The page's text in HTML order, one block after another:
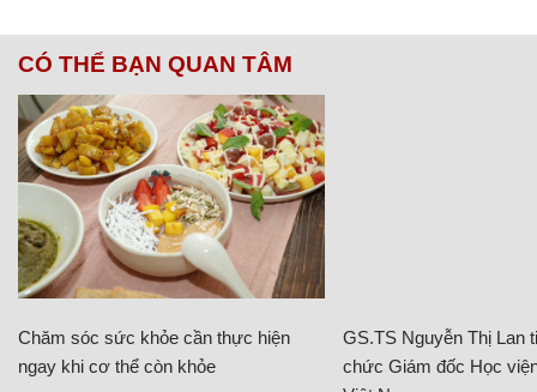
CÓ THỂ BẠN QUAN TÂM
Chăm sóc sức khỏe cần thực hiện
ngay khi cơ thể còn khỏe
GS.TS Nguyễn Thị Lan
chức Giám đốc Học